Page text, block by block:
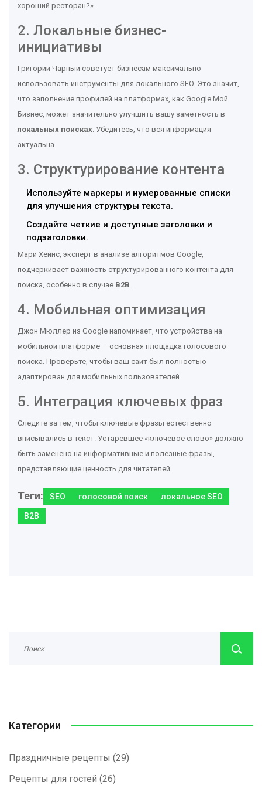
хороший ресторан?».
2. Локальные бизнес-
инициативы
Григорий Чарный советует бизнесам максимально
использовать инструменты для локального SEO. Это значит,
что заполнение профилей на платформах, как Google Мой
Бизнес, может значительно улучшить вашу заметность в
локальных поисках. Убедитесь, что вся информация
актуальна.
3. Структурирование контента
Используйте маркеры и нумерованные списки
для улучшения структуры текста.
Создайте четкие и доступные заголовки и
подзаголовки.
Мари Хейнс, эксперт в анализе алгоритмов Google,
подчеркивает важность структурированного контента для
поиска, особенно в случае B2B.
4. Мобильная оптимизация
Джон Мюллер из Google напоминает, что устройства на
мобильной платформе — основная площадка голосового
поиска. Проверьте, чтобы ваш сайт был полностью
адаптирован для мобильных пользователей.
5. Интеграция ключевых фраз
Следите за тем, чтобы ключевые фразы естественно
вписывались в текст. Устаревшее «ключевое слово» должно
быть заменено на информативные и полезные фразы,
представляющие ценность для читателей.
Теги: SEO голосовой поиск локальное SEO
B2B
Категории
Праздничные рецепты (29)
Рецепты для гостей (26)